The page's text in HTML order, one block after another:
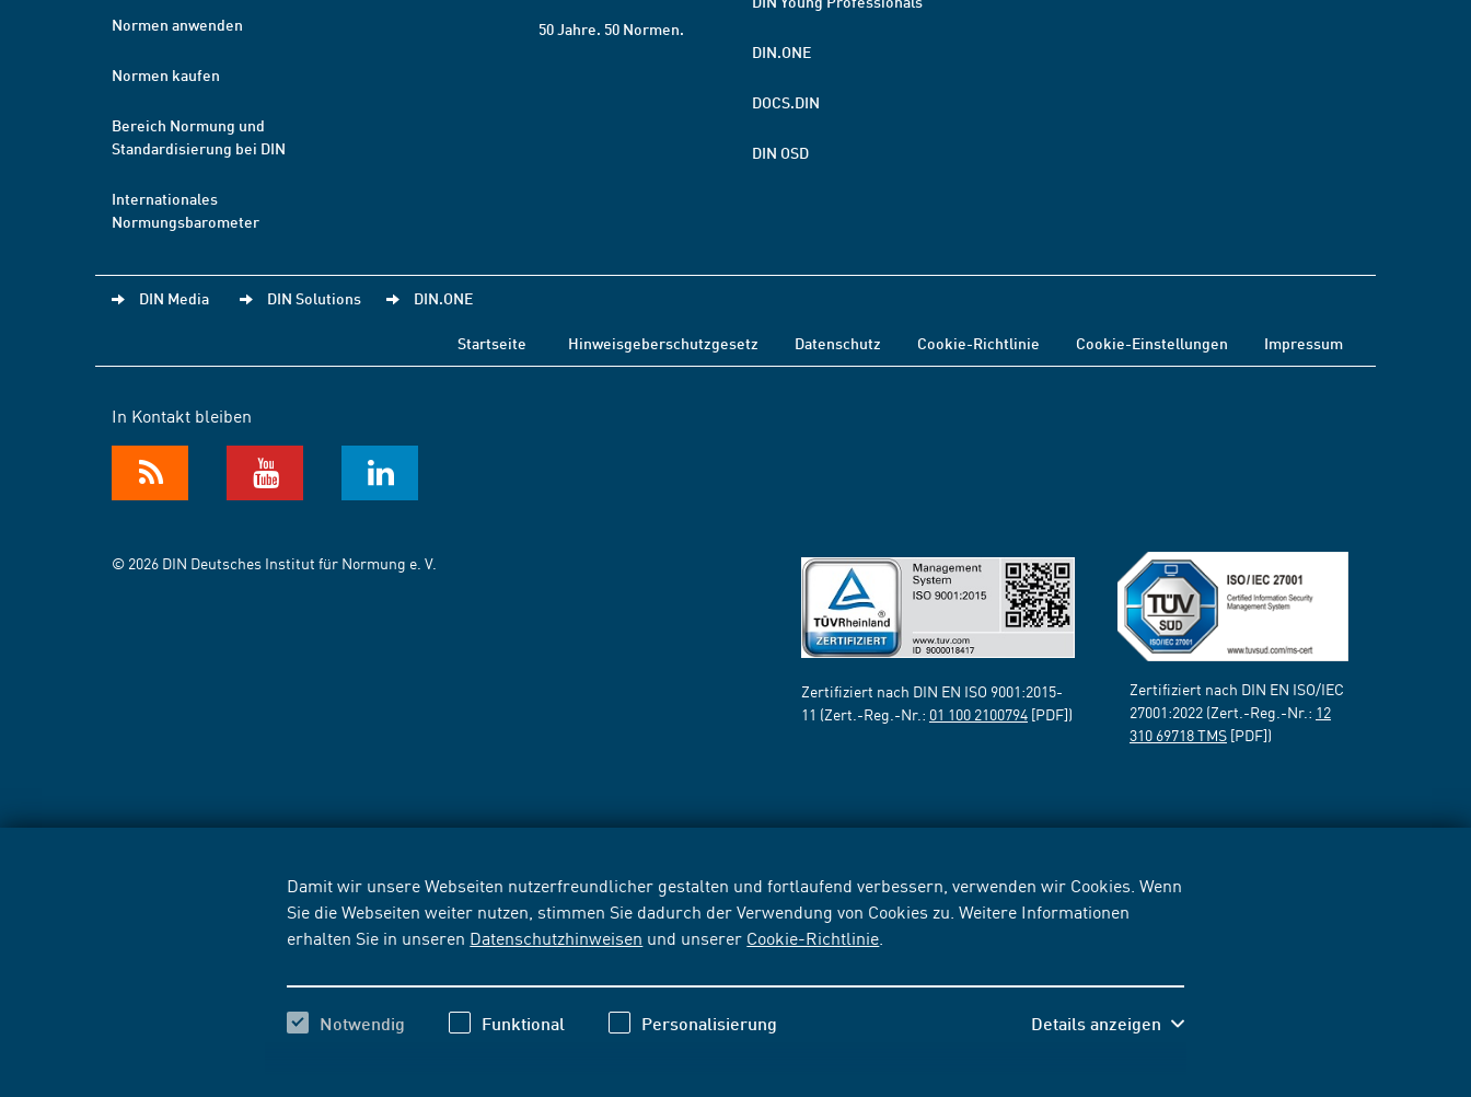
Damit wir unsere Webseiten nutzerfreundlicher gestalten und fortlaufend verbessern, verwenden wir Cookies. Wenn
Sie die Webseiten weiter nutzen, stimmen Sie dadurch der Verwendung von Cookies zu. Weitere Informationen
erhalten Sie in unseren Datenschutzhinweisen und unserer Cookie-Richtlinie
Notwendig Funktional Personalisierung Details anzeigen
Normen anwenden
Normen kaufen
Bereich Normung und
Standardisierung bei DIN
Internationales
Normungsbarometer
50 Jahre. 50 Normen.
DIN.ONE
DOCS.DIN
DIN OSD
DIN Media DIN Solutions DIN.ONE
Startseite Hinweisgeberschutzgesetz Datenschutz Cookie-Richtlinie Cookie-Einstellungen Impressum
In Kontakt bleiben
© 2026 DIN Deutsches Institut für Normung e. V.
Zertifiziert nach DIN EN ISO 9001:2015-
11 (Zert.-Reg.-Nr.: 01 100 2100794 [PDF])
Zertifiziert nach DIN EN ISO/IEC
27001:2022 (Zert.-Reg.-Nr.: 12
310 69718 TMS [PDF])